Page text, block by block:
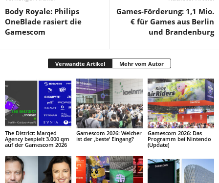
Body Royale: Philips
OneBlade rasiert die
Gamescom
Games-Förderung: 1,1 Mio.
€ für Games aus Berlin
und Brandenburg
Verwandte Artikel Mehr vom Autor
The District: Marqed
Agency bespielt 3.000 qm
auf der Gamescom 2026
Gamescom 2026: Welcher
ist der ‚beste‘ Eingang?
Gamescom 2026: Das
Programm bei Nintendo
(Update)